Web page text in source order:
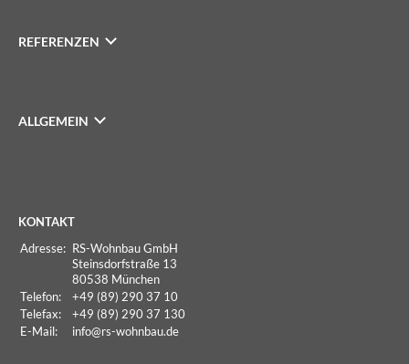
REFERENZEN
ALLGEMEIN
KONTAKT
Adresse: RS-Wohnbau GmbH
Steinsdorfstraße 13
80538 München
Telefon:
+49 (89) 290 37 10
Telefax:
+49 (89) 290 37 130
E-Mail:
info@rs-wohnbau.de